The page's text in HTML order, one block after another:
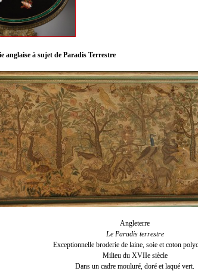
anglaise à sujet de Paradis Terrestre
Angleterre
Le Paradis terrestre
Exceptionnelle broderie de laine, soie etcoton
Milieu du XVIIe siècle
Dans un cadre mouluré, doré et laqué vert.